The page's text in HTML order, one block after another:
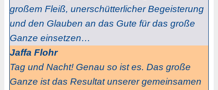
großem Fleiß, unerschütterlicher Begeisterung
und den Glauben an das Gute für das große
Ganze einsetzen…
Jaffa Flohr
Tag und Nacht! Genau so ist es. Das große
Ganze ist das Resultat unserer gemeinsamen